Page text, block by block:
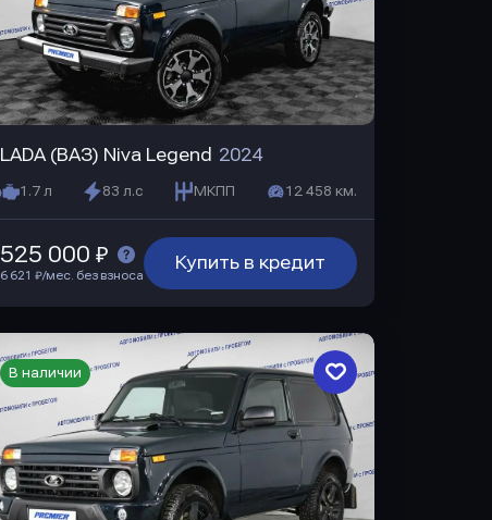
LADA (ВАЗ) Niva Legend 2024
1.7 л 83 л.с МКПП 12 458 км.
Купить в кредит
525 000 ₽
6 621 ₽/мес. без взноса
В наличии